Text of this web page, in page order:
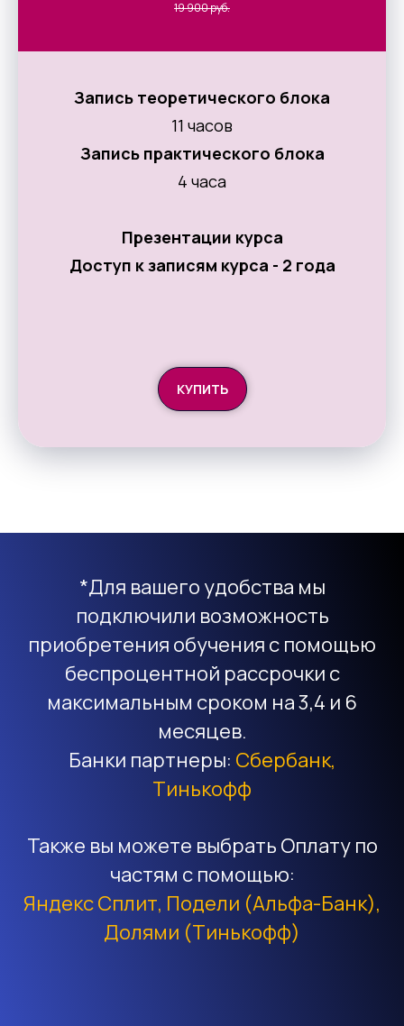
19 900 руб.
Запись теоретического блока
11 часов
Запись практического блока
4 часа
Презентации курса
Доступ к записям курса - 2 года
КУПИТЬ
*Для вашего удобства мы
подключили возможность
приобретения обучения с помощью
беспроцентной рассрочки с
максимальным сроком на 3,4 и 6
месяцев.
Банки партнеры: Сбербанк,
Тинькофф
Также вы можете выбрать Оплату по
частям с помощью:
Яндекс Сплит, Подели (Альфа-Банк),
Долями (Тинькофф)